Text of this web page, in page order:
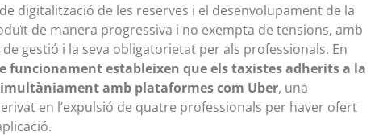
digitalització de les reserves i el desenvolupament de la
de manera progressiva i no exempta de tensions, amb
gestió i la seva obligatorietat per als professionals. En
funcionament estableixen que els taxistes adherits a la
amb plataformes com Uber, una
en l’expulsió de quatre professionals per haver ofert